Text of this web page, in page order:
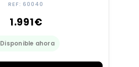
REF: 60040
1.991€
Disponible ahora